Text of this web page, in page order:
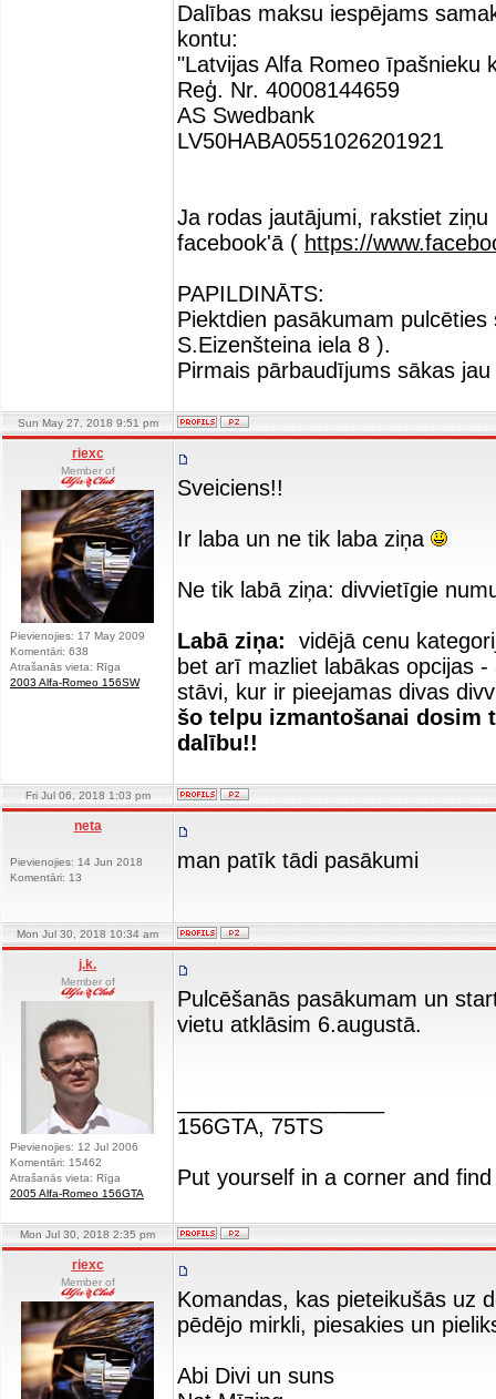
Dalības maksu iespējams
kontu:
"Latvijas Alfa Romeo īpašnieku
Reģ. Nr. 40008144659
AS Swedbank
LV50HABA0551026201921
Ja rodas jautājumi, rakstiet
facebook'ā ( https://
PAPILDINĀTS:
Piektdien pasākumam
S.Eizenšteina iela 8 ).
Pirmais pārbaudījums sākas
Sun May 27, 2018 9:51 pm
riexc
Member of
Pievienojies: 17 May 2009
Komentāri: 638
Atrašanās vieta: Rīga
2003 Alfa-Romeo 156SW
Sveiciens!!
Ir laba un ne tik laba ziņa
Ne tik labā ziņa: divvietīgie
Labā ziņa: vidējā cenu
bet arī mazliet labākas opcijas
stāvi, kur ir pieejamas divas
šo telpu izmantošanai dosim
dalību!!
Fri Jul 06, 2018 1:03 pm
neta
Pievienojies: 14 Jun 2018
Komentāri: 13
man patīk tādi pasākumi
Mon Jul 30, 2018 10:34 am
j.k.
Member of
Pievienojies: 12 Jul 2006
Komentāri: 15462
Atrašanās vieta: Rīga
2005 Alfa-Romeo 156GTA
Pulcēšanās pasākumam un
vietu atklāsim 6.augustā.
156GTA, 75TS
Put yourself in a corner and
Mon Jul 30, 2018 2:35 pm
riexc
Member of
Komandas, kas pieteikušās uz
pēdējo mirkli, piesakies un
Abi Divi un suns